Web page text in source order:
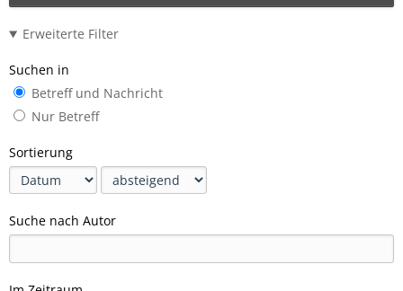
Erweiterte Filter
Suchen in
Betreff und Nachricht
Nur Betreff
Sortierung
Suche nach Autor